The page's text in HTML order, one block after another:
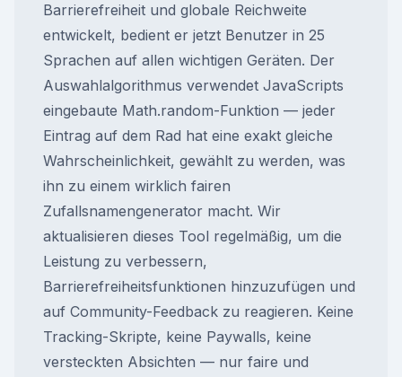
Barrierefreiheit und globale Reichweite
entwickelt, bedient er jetzt Benutzer in 25
Sprachen auf allen wichtigen Geräten. Der
Auswahlalgorithmus verwendet JavaScripts
eingebaute Math.random-Funktion — jeder
Eintrag auf dem Rad hat eine exakt gleiche
Wahrscheinlichkeit, gewählt zu werden, was
ihn zu einem wirklich fairen
Zufallsnamengenerator macht. Wir
aktualisieren dieses Tool regelmäßig, um die
Leistung zu verbessern,
Barrierefreiheitsfunktionen hinzuzufügen und
auf Community-Feedback zu reagieren. Keine
Tracking-Skripte, keine Paywalls, keine
versteckten Absichten — nur faire und